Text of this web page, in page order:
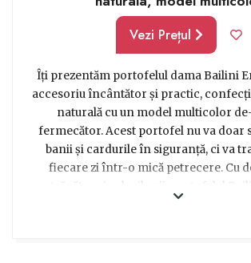
Vezi Prețul
Îți prezentăm portofelul dama Bailini
accesoriu încântător și practic,
naturală cu un model multicolor
fermecător. Acest portofel nu va doar
banii și cardurile în siguranță, ci va
fiecare zi într-o mică petrecere. Cu
atrăgător și culorile vii, portofelul